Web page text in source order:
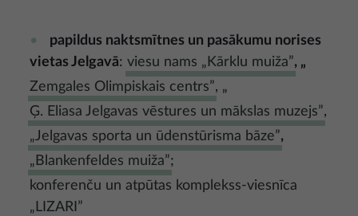
papildus naktsmītnes un pasākumu norises
vietas Jelgavā: viesu nams „Kārklu muiža”, „
Zemgales Olimpiskais centrs”, „
Ģ. Eliasa Jelgavas vēstures un mākslas muzejs”,
„Jelgavas sporta un ūdenstūrisma bāze”,
„Blankenfeldes muiža”;
konferenču un atpūtas komplekss-viesnīca
„LIZARI”